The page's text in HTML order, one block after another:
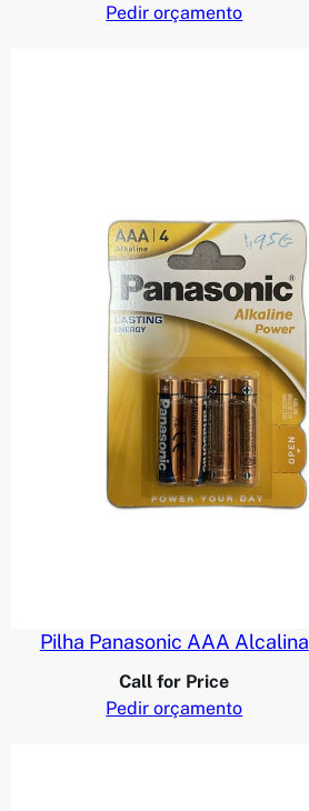
Pedir orçamento
Pilha Panasonic AAA Alcalina
Call for Price
Pedir orçamento